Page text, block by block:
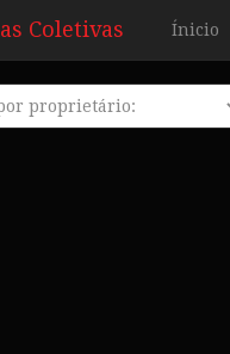
Coletivas Ínicio